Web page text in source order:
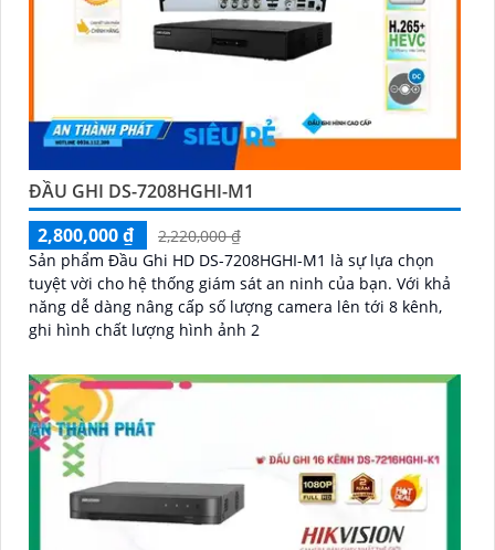
ĐẦU GHI DS-7208HGHI-M1
2,800,000 ₫
2,220,000 ₫
Sản phẩm Đầu Ghi HD DS-7208HGHI-M1 là sự lựa chọn
tuyệt vời cho hệ thống giám sát an ninh của bạn. Với khả
năng dễ dàng nâng cấp số lượng camera lên tới 8 kênh,
ghi hình chất lượng hình ảnh 2